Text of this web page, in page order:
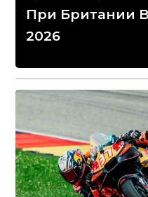
При Британии
2026